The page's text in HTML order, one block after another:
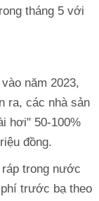
tháng 5 với
năm 2023,
ra, các nhà sản
hơi" 50-100%
đồng.
trong nước
trước bạ theo